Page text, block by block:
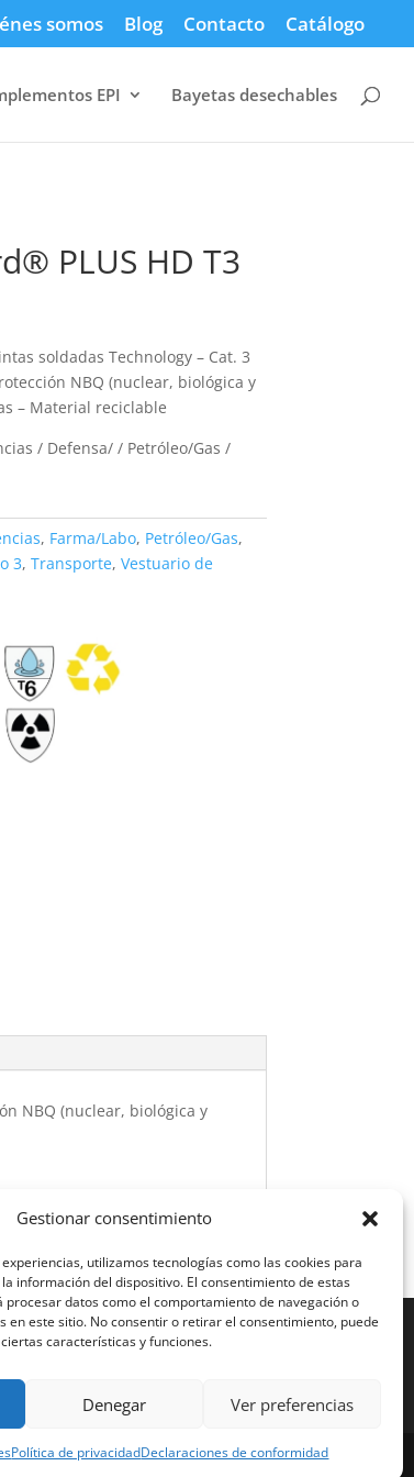
Gestionar consentimiento
utilizamos tecnologías como las cookies para
información del dispositivo. El consentimiento de estas
datos como el comportamiento de navegación o
en este sitio. No consentir o retirar el consentimiento, puede
características y funciones.
Denegar Ver preferencias
Política de privacidadDeclaraciones de conformidad
somos Blog Contacto Catálogo
EPI Bayetas desechables
PLUS HD T3
soldadas Technology – Cat. 3
NBQ (nuclear, biológica y
– Material reciclable
/ Defensa/ / Petróleo/Gas /
, Farma/Labo, Petróleo/Gas,
3, Transporte, Vestuario de
NBQ (nuclear, biológica y